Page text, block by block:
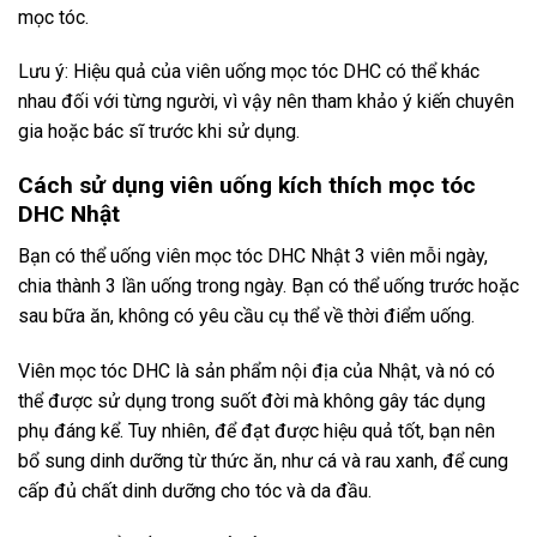
mọc tóc.
Lưu ý: Hiệu quả của viên uống mọc tóc DHC có thể khác
nhau đối với từng người, vì vậy nên tham khảo ý kiến chuyên
gia hoặc bác sĩ trước khi sử dụng.
Cách sử dụng viên uống kích thích mọc tóc
DHC Nhật
Bạn có thể uống viên mọc tóc DHC Nhật 3 viên mỗi ngày,
chia thành 3 lần uống trong ngày. Bạn có thể uống trước hoặc
sau bữa ăn, không có yêu cầu cụ thể về thời điểm uống.
Viên mọc tóc DHC là sản phẩm nội địa của Nhật, và nó có
thể được sử dụng trong suốt đời mà không gây tác dụng
phụ đáng kể. Tuy nhiên, để đạt được hiệu quả tốt, bạn nên
bổ sung dinh dưỡng từ thức ăn, như cá và rau xanh, để cung
cấp đủ chất dinh dưỡng cho tóc và da đầu.